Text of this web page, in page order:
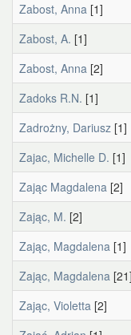
Zabost, Anna [1]
Zabost, A. [1]
Zabost, Anna [2]
Zadoks R.N. [1]
Zadrożny, Dariusz [1]
Zajac, Michelle D. [1]
Zając Magdalena [2]
Zając, M. [2]
Zając, Magdalena [1]
Zając, Magdalena [21]
Zając, Violetta [2]